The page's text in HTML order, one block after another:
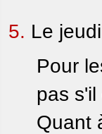
5. Le
Pour
pas
Quant